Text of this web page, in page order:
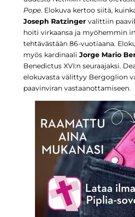
Pope. Elokuva kertoo siitä,
Joseph Ratzinger valittiin
hoiti virkaansa ja myöhemmin
tehtävästään 86-vuotiaana.
myös kardinaali Jorge Mario
Benedictus XVI:n seuraajaksi.
elokuvasta välittyy Bergoglion
paavinviran vastaanottamiseen.